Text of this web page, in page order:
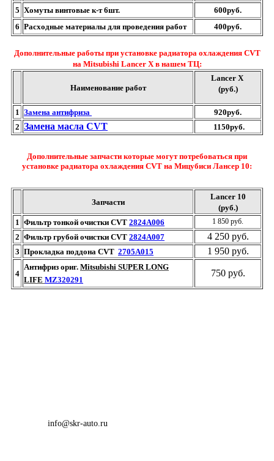
5 Хомуты винтовые к-т 6шт.
600руб.
6 Расходные материалы для проведения работ 400руб.
Дополнительные работы при установке радиатора охлаждения CVT
на Mitsubishi Lancer X в нашем TЦ:
Наименование работ
Lancer X
(руб.)
1 Замена антифриза
920руб.
2 Замена масла CVT 1150руб.
Дополнительные запчасти которые могут потребоваться при
установке радиатора охлаждения CVT на Мицубиси Лансер 10:
Запчасти
Lancer 10
(руб.)
1 Фильтр тонкой очистки CVT 2824A006 1 850 руб.
2 Фильтр грубой очистки CVT 2824A007 4 250 руб.
3 Прокладка поддона CVT 2705A015 1 950 руб.
4
Антифриз ориг. Mitsubishi SUPER LONG
LIFE MZ320291
750 руб.
info@skr-auto.ru